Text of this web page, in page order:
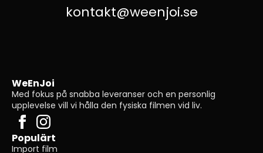
kontakt@weenjoi.se
WeEnJoi
Med fokus på snabba leveranser och en personlig
upplevelse vill vi hålla den fysiska filmen vid liv.
Populärt
Import film